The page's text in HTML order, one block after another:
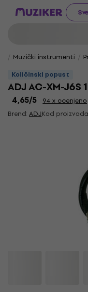
Muzički instrumenti
Količinski popust
ADJ AC-XM-J6S
4,65/5
94 x ocenjeno
Brend:ADJKod